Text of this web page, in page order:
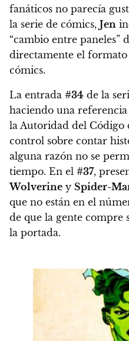
fanáticos no parecía
la serie de cómics, Jen
“cambio entre paneles”
directamente el formato
cómics.
La entrada #34 de la
haciendo una
la Autoridad del Código
control sobre contar
alguna razón no se
tiempo. En el #37,
Wolverine y Spider-
que no están en el
de que la gente compre
la portada.